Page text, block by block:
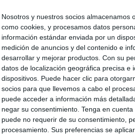
Nosotros y nuestros socios almacenamos
como cookies, y procesamos datos
información estándar enviada por un
medición de anuncios y del contenido e
desarrollar y mejorar productos. Con su
datos de localización geográfica precisa
dispositivos. Puede hacer clic para
socios para que llevemos a cabo el
puede acceder a información más
negar su consentimiento. Tenga en
puede no requerir de su consentimiento,
procesamiento. Sus preferencias se
noticias
mantiene la alerta en Ceuta y estrecha la
nuevas llamadas a cruzar la frontera
es el plan?": dentro de los grupos de